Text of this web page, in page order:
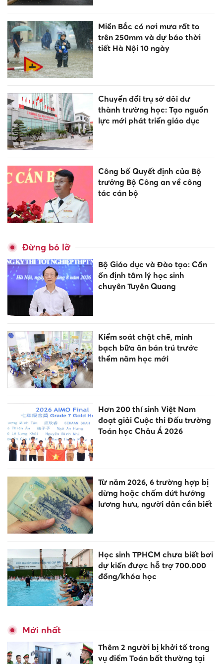
Miền Bắc có nơi mưa rất to
trên 250mm và dự báo thời
tiết Hà Nội 10 ngày
Chuyển đổi trụ sở dôi dư
thành trường học: Tạo nguồn
lực mới phát triển giáo dục
Công bố Quyết định của Bộ
trưởng Bộ Công an về công
tác cán bộ
Đừng bỏ lỡ
Bộ Giáo dục và Đào tạo: Cần
ổn định tâm lý học sinh
chuyên Tuyên Quang
Kiểm soát chặt chẽ, minh
bạch bữa ăn bán trú trước
thềm năm học mới
Hơn 200 thí sinh Việt Nam
đoạt giải Cuộc thi Đấu trường
Toán học Châu Á 2026
Từ năm 2026, 6 trường hợp bị
dừng hoặc chấm dứt hưởng
lương hưu, người dân cần biết
Học sinh TPHCM chưa biết bơi
dự kiến được hỗ trợ 700.000
đồng/khóa học
Mới nhất
Thêm 2 người bị khởi tố trong
vụ điểm Toán bất thường tại